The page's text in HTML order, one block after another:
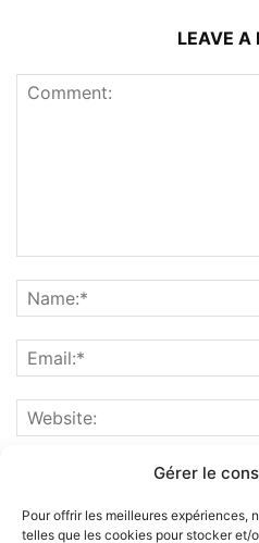
Gérer le
Pour offrir les meilleures expériences,
telles que les cookies pour stocker et/
LEAVE A